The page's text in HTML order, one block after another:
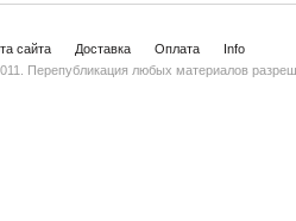
сайта Доставка Оплата
Info
Перепубликация любых материалов